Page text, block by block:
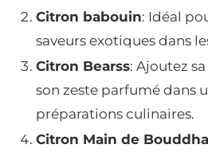
Citron babouin: Idéal
saveurs exotiques dans
Citron Bearss: Ajoutez
son zeste parfumé dans
préparations culinaires.
Citron Main de Bouddha